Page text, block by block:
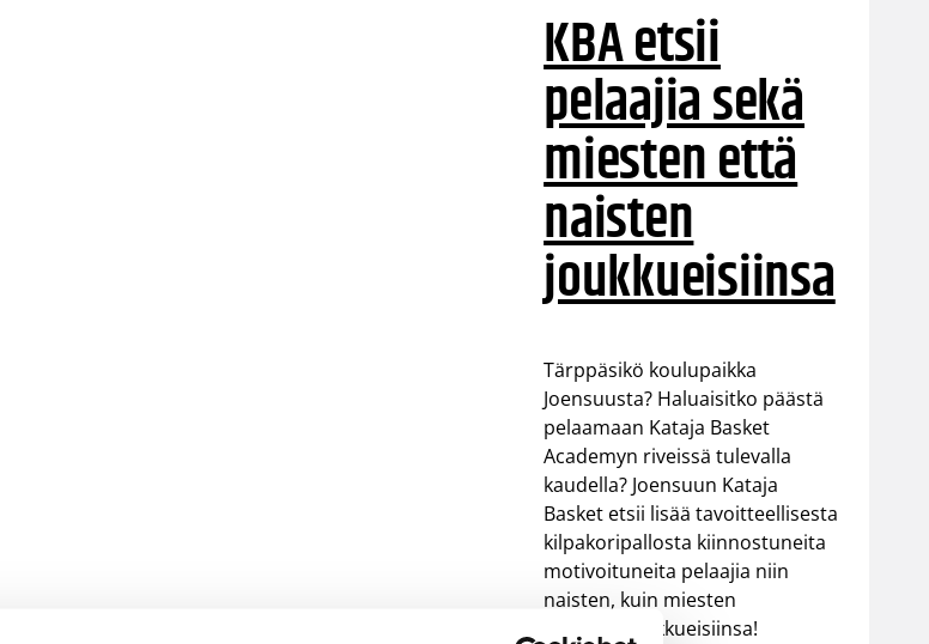
KBA etsii
pelaajia sekä
miesten että
naisten
joukkueisiinsa
Tärppäsikö koulupaikka
Joensuusta? Haluaisitko päästä
pelaamaan Kataja Basket
Academyn riveissä tulevalla
kaudella? Joensuun Kataja
Basket etsii lisää tavoitteellisesta
kilpakoripallosta kiinnostuneita
motivoituneita pelaajia niin
naisten, kuin miesten
akatemiajoukkueisiinsa!